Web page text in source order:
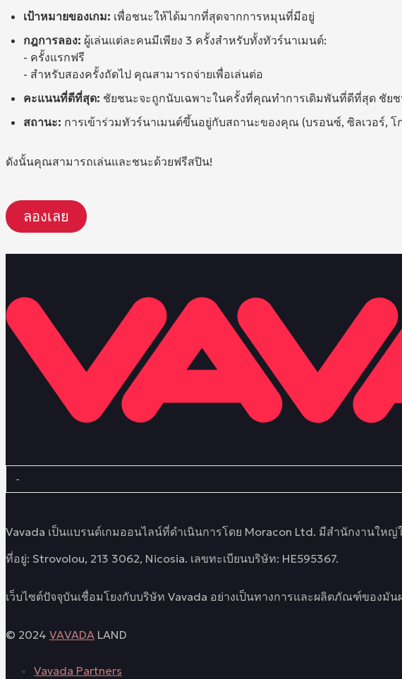
เป้าหมายของเกม: เพื่อชนะให้ได้มากที่สุดจากการหมุนที่มีอยู่
กฎการลอง: ผู้เล่นแต่ละคนมีเพียง 3 ครั้งสำหรับทั้งทัวร์นาเมนต์:
- ครั้งแรกฟรี
- สำหรับสองครั้งถัดไป คุณสามารถจ่ายเพื่อเล่นต่อ
คะแนนที่ดีที่สุด: ชัยชนะจะถูกนับเฉพาะในครั้งที่คุณทำการเดิมพันที่ดีที่สุด ชัย
สถานะ: การเข้าร่วมทัวร์นาเมนต์ขึ้นอยู่กับสถานะของคุณ (บรอนซ์, ซิลเวอร์,
ดังนั้นคุณสามารถเล่นและชนะด้วยฟรีสปิน!
ลองเลย
Vavada เป็นแบรนด์เกมออนไลน์ที่ดำเนินการโดย Moracon Ltd. มีสำนักงานใ
ที่อยู่: Strovolou, 213 3062, Nicosia. เลขทะเบียนบริษัท: HE595367.
เว็บไซต์ปัจจุบันเชื่อมโยงกับบริษัท Vavada อย่างเป็นทางการและผลิตภัณฑ์ของ
© 2024 VAVADA LAND
Vavada Partners